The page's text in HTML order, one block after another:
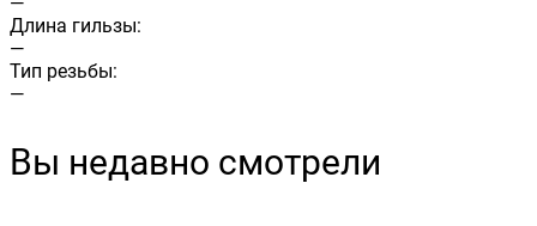
Длина гильзы:
—
Тип резьбы:
—
Вы недавно смотрели